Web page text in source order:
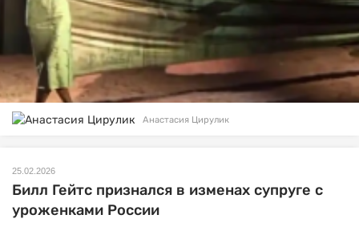
Анастасия Цирулик
25.02.2026
Билл Гейтс признался в изменах супруге с
уроженками России